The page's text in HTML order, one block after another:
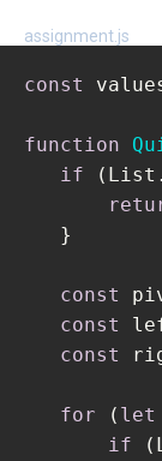
assignment.js
const
function
if
   }
const
const
const
for ( let
if